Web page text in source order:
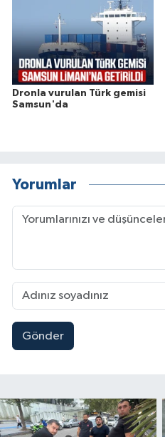
Dronla vurulan Türk gemisi
Samsun'da
Yorumlar
Gönder